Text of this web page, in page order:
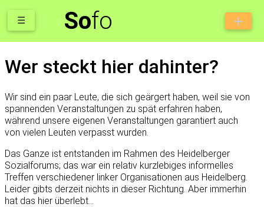
Sofo
☰
Wer steckt hier dahinter?
Wir sind ein paar Leute, die sich geärgert haben, weil sie von
spannenden Veranstaltungen zu spät erfahren haben,
während unsere eigenen Veranstaltungen garantiert auch
von vielen Leuten verpasst wurden.
Das Ganze ist entstanden im Rahmen des Heidelberger
Sozialforums; das war ein relativ kurzlebiges informelles
Treffen verschiedener linker Organisationen aus Heidelberg.
Leider gibts derzeit nichts in dieser Richtung. Aber immerhin
hat das hier überlebt...